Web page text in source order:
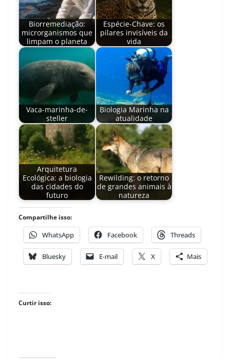
Biorremediação:
microrganismos que
limpam o planeta
Espécie-Chave: os
pilares invisíveis da
vida
Vaca-marinha-de-
steller
Biologia Marinha na
atualidade
Arquitetura
Ecológica: a biologia
das cidades do
futuro
Rewilding: o retorno
de grandes animais à
natureza
Compartilhe isso:
WhatsApp Facebook Threads
Bluesky E-mail X Mais
Curtir isso: